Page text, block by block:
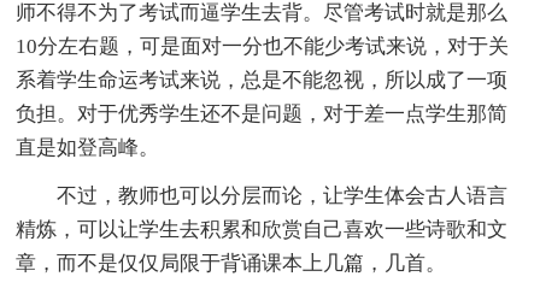
师不得不为了考试而逼学生去背。尽管考试时就是那么
10分左右题，可是面对一分也不能少考试来说，对于关
系着学生命运考试来说，总是不能忽视，所以成了一项
负担。对于优秀学生还不是问题，对于差一点学生那简
直是如登高峰。
不过，教师也可以分层而论，让学生体会古人语言
精炼，可以让学生去积累和欣赏自己喜欢一些诗歌和文
章，而不是仅仅局限于背诵课本上几篇，几首。